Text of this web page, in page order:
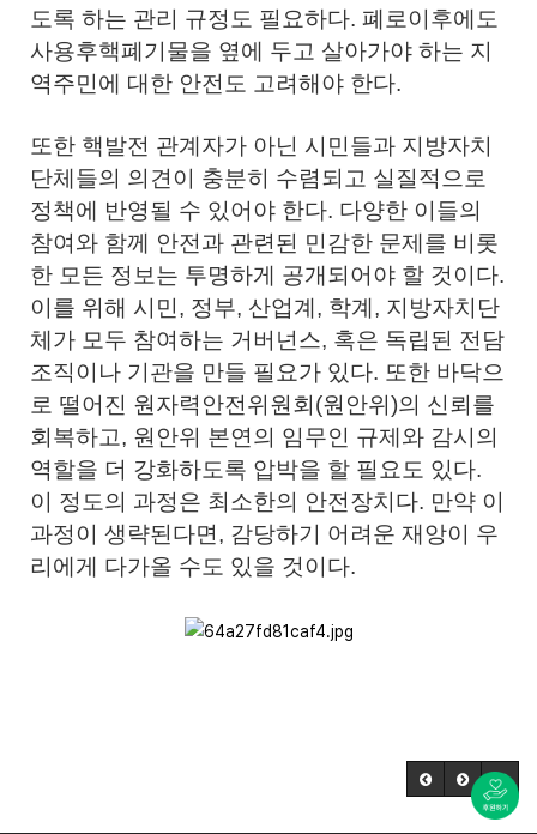
도록 하는 관리 규정도 필요하다. 폐로이후에도
사용후핵폐기물을 옆에 두고 살아가야 하는 지
역주민에 대한 안전도 고려해야 한다.
또한 핵발전 관계자가 아닌 시민들과 지방자치
단체들의 의견이 충분히 수렴되고 실질적으로
정책에 반영될 수 있어야 한다. 다양한 이들의
참여와 함께 안전과 관련된 민감한 문제를 비롯
한 모든 정보는 투명하게 공개되어야 할 것이다.
이를 위해 시민, 정부, 산업계, 학계, 지방자치단
체가 모두 참여하는 거버넌스, 혹은 독립된 전담
조직이나 기관을 만들 필요가 있다. 또한 바닥으
로 떨어진 원자력안전위원회(원안위)의 신뢰를
회복하고, 원안위 본연의 임무인 규제와 감시의
역할을 더 강화하도록 압박을 할 필요도 있다.
이 정도의 과정은 최소한의 안전장치다. 만약 이
과정이 생략된다면, 감당하기 어려운 재앙이 우
리에게 다가올 수도 있을 것이다.